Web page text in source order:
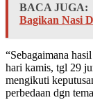
BACA JUGA:
Bagikan Nasi
“Sebagaimana
hari kamis, tgl 29
mengikuti
perbedaan dgn